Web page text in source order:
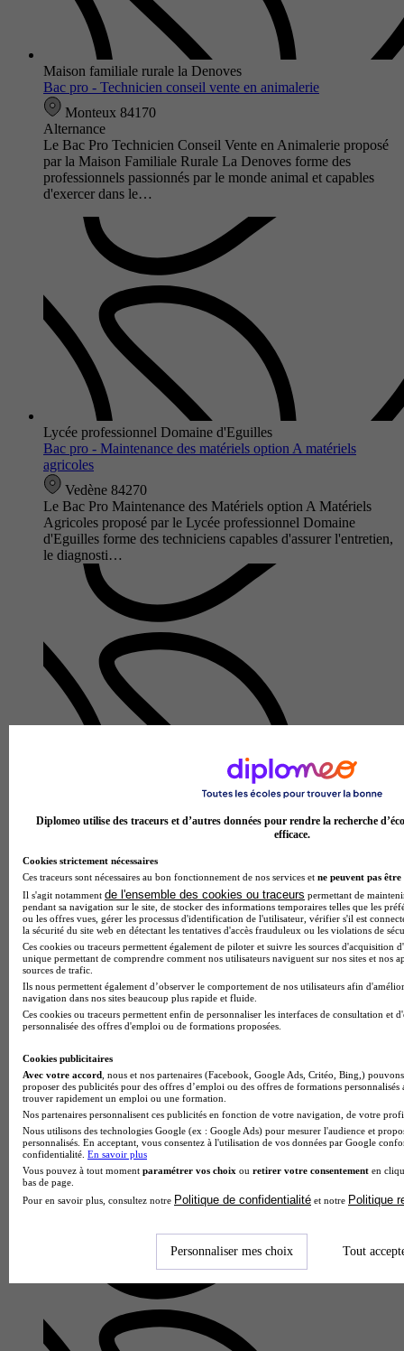
Maison familiale rurale la Denoves
Bac pro - Technicien conseil vente en animalerie
Monteux 84170
Alternance
Le Bac Pro Technicien Conseil Vente en Animalerie proposé
par la Maison Familiale Rurale La Denoves forme des
professionnels passionnés par le monde animal et capables
d'exercer dans le…
Lycée professionnel Domaine d'Eguilles
Bac pro - Maintenance des matériels option A matériels
agricoles
Vedène 84270
Le Bac Pro Maintenance des Matériels option A Matériels
Agricoles proposé par le Lycée professionnel Domaine
d'Eguilles forme des techniciens capables d'assurer l'entretien,
le diagnosti…
Lycée professionnel agricole des Calanques
Bac pro - Aménagements paysagers
Marseille 8e 13008
Le Bac Pro Aménagements Paysagers proposé par le Lycée
professionnels capables de concevoir, réaliser et entretenir des
espaces verts et ja…
Maison familiale rurale Beauchamp
Bac pro - Conduite et gestion de l'entreprise hippique
Eyragues 13630
Alternance
Le Bac Pro Conduite et Gestion de l'Entreprise Hippique
proposé par la Maison Familiale Rurale Beauchamp forme
programme : la maîtr…
Diplomeo utilise des traceurs et d’autres données pour rendre la recherche
efficace.
Cookies strictement nécessaires
Ces traceurs sont nécessaires au bon fonctionnement de nos services et ne peuvent pas être
Il s'agit notamment de l'ensemble des cookies ou traceurs permettant de
pendant sa navigation sur le site, de stocker des informations temporaires telles que les
ou les offres vues, gérer les processus d'identification de l'utilisateur, vérifier s'il est
la sécurité du site web en détectant les tentatives d'accès frauduleux ou les violations de
Ces cookies ou traceurs permettent également de piloter et suivre les sources d'acquisition
unique permettant de comprendre comment nos utilisateurs naviguent sur nos sites et nos
sources de trafic.
Ils nous permettent également d’observer le comportement de nos utilisateurs afin
navigation dans nos sites beaucoup plus rapide et fluide.
Ces cookies ou traceurs permettent enfin de personnaliser les interfaces de consultation et
personnalisée des offres d'emploi ou de formations proposées.
Cookies publicitaires
Avec votre accord , nous et nos partenaires (Facebook, Google Ads, Critéo, Bing,)
proposer des publicités pour des offres d’emploi ou des offres de formations
trouver rapidement un emploi ou une formation.
Nos partenaires personnalisent ces publicités en fonction de votre navigation, de votre
Nous utilisons des technologies Google (ex : Google Ads) pour mesurer l'audience et
personnalisés. En acceptant, vous consentez à l'utilisation de vos données par Google
confidentialité. En savoir plus
Vous pouvez à tout moment paramétrer vos choix ou retirer votre consentement en
bas de page.
Pour en savoir plus, consultez notre Politique de confidentialité et notre Politique
Personnaliser mes choix Tout